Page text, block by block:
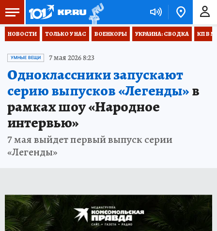
НОВОСТИ ТОЛЬКО У НАС ВОЕНКОРЫ УКРАИНА: СВОДКА КП В
УМНЫЕ ВЕЩИ 7 мая 2026 8:23
Одноклассники запускают
серию выпусков «Легенды»в
рамках шоу «Народное
интервью»
7 мая выйдет первый выпуск серии
«Легенды»